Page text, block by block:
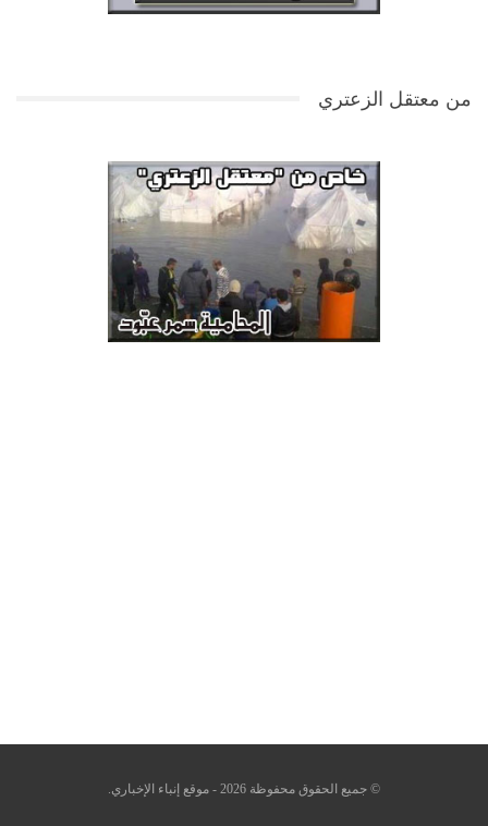
من معتقل الزعتري
© جميع الحقوق محفوظة 2026 - موقع إنباء الإخباري.